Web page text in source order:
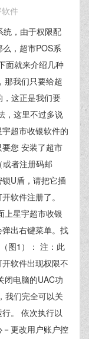
软件
统，由于权限配
，超市POS系
面就来介绍几种
那我们只要给超
这正是我们要
，这里不过多说
超市收银软件的
您 安装了超市
或者注册码邮
U盾，请把它插
软件注册了。
上星宇超市收银
出右键菜单。找
图1）： 注：此
软件出现权限不
闭电脑的UAC功
我们完全可以关
。 依次执行以
更改用户账户控